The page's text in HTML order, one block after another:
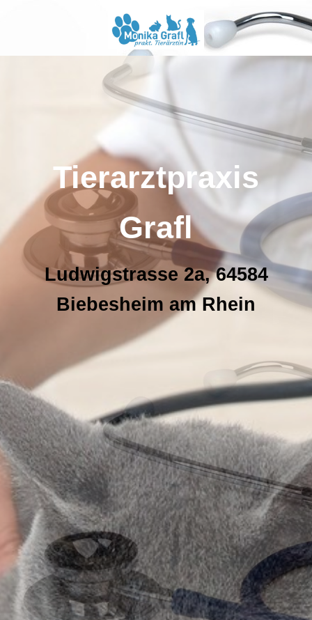
Tierarztpraxis
Grafl
Ludwigstrasse 2a, 64584
Biebesheim am Rhein